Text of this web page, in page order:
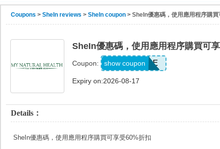
Coupons > SheIn reviews > SheIn coupon > SheIn優惠碼，使用應用程序購
SheIn優惠碼，使用應用程序購買可
Coupon: 2D92KPE
show coupon
Expiry on:2026-08-17
Details：
SheIn優惠碼，使用應用程序購買可享受60%折扣